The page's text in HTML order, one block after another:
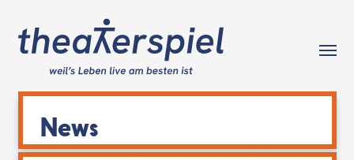
News